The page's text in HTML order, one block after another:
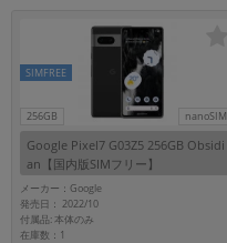
256GB nanoSIM
SIMFREE
Google Pixel7 G03Z5 256GB Obsidi
an【国内版SIMフリー】
メーカー：Google
発売日： 2022/10
付属品: 本体のみ
在庫数：1